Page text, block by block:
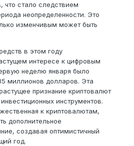
что стало следствием
неопределенности. Это
изменчивым может быть
в этом году
интересе к цифровым
неделю января было
миллионов долларов. Эта
признание криптовалют
инструментов.
к криптовалютам,
дополнительное
создавая оптимистичный
год.